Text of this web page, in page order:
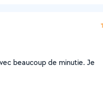
beaucoup de minutie. Je